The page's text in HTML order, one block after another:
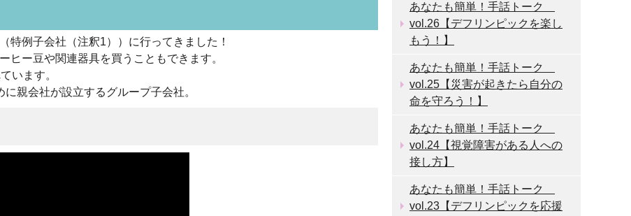
特例子会社（注釈1））に行ってきました！
ヒー豆や関連器具を買うこともできます。
います。
親会社が設立するグループ子会社。
あなたも簡単！手話トーク
vol.26【デフリンピックを楽し
もう！】
あなたも簡単！手話トーク
vol.25【災害が起きたら自分の
命を守ろう！】
あなたも簡単！手話トーク
vol.24【視覚障害がある人への
接し方】
あなたも簡単！手話トーク
vol.23【デフリンピックを応援